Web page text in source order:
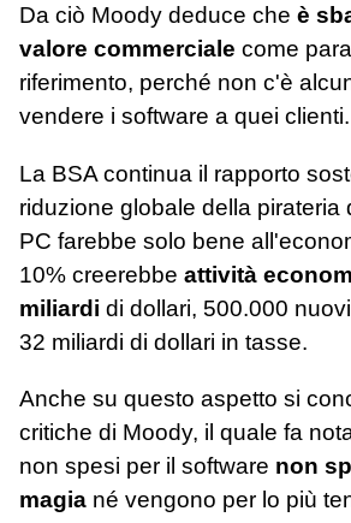
Da ciò Moody deduce che è
valore commerciale come
riferimento, perché non c'è
vendere i software a quei clienti.
La BSA continua il rapporto
riduzione globale della pirateria
PC farebbe solo bene
10% creerebbe attività
miliardi di dollari, 500.000
32 miliardi di dollari in tasse.
Anche su questo aspetto si
critiche di Moody, il quale fa
non spesi per il software non
magia né vengono per lo più